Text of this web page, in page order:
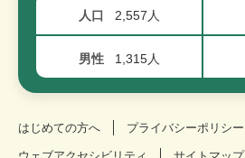
人口 2,557人
男性 1,315人
はじめての方へ プライバシーポリシー